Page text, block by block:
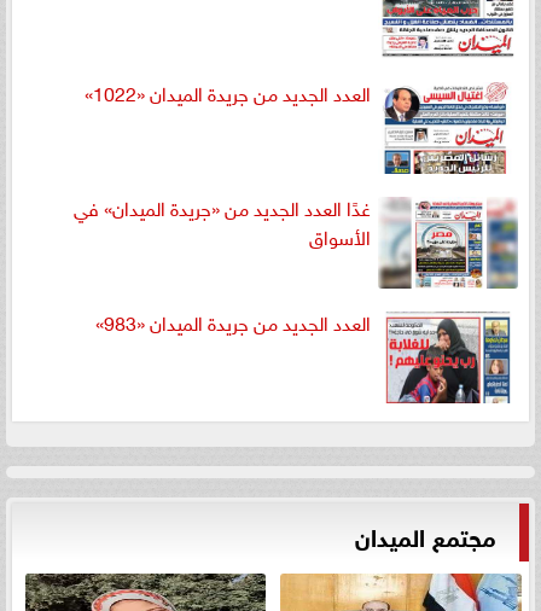
العدد الجديد من جريدة الميدان «1022»
غدًا العدد الجديد من «جريدة الميدان» في
الأسواق
العدد الجديد من جريدة الميدان «983»
مجتمع الميدان